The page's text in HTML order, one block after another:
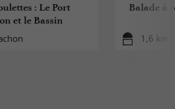
: Le Port
et le Bassin
Balade à
1,6 km